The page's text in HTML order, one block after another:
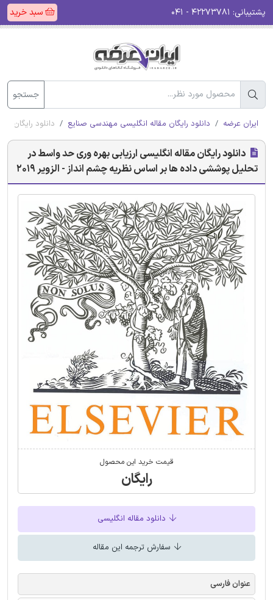
پشتیبانی: سبد خرید
جستجو
ایران عرضه دانلود رایگان مقاله انگلیسی مهندسی صنایع دانلود رایگان
دانلود رایگان مقاله انگلیسی ارزیابی بهره وری حد واسط در
تحلیل پوششی داده ها بر اساس نظریه چشم انداز - الزویر 2019
قیمت خرید این محصول
رایگان
دانلود مقاله انگلیسی
سفارش ترجمه این مقاله
عنوان فارسی